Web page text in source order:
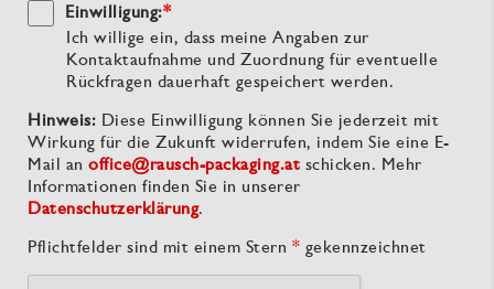
Einwilligung:*
Ich willige ein, dass meine Angaben zur
Kontaktaufnahme und Zuordnung für eventuelle
Rückfragen dauerhaft gespeichert werden.
Hinweis: Diese Einwilligung können Sie jederzeit mit
Wirkung für die Zukunft widerrufen, indem Sie eine E-
Mail an office@rausch-packaging.at schicken. Mehr
Informationen finden Sie in unserer
Datenschutzerklärung.
Pflichtfelder sind mit einem Stern * gekennzeichnet